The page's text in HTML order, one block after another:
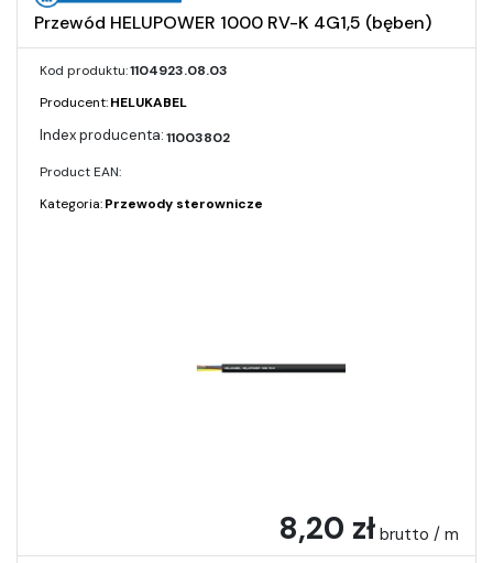
Przewód HELUPOWER 1000 RV-K 4G1,5 (bęben)
Kod produktu:1104923.08.03
Producent:HELUKABEL
11003802
Product EAN:
Kategoria:Przewody sterownicze
8,20 zł brutto / m